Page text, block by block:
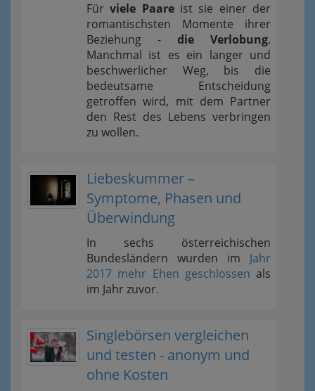
Fürviele Paareist sie einer der
romantischsten Momente ihrer
Beziehung - die Verlobung.
Manchmal ist es ein langer und
beschwerlicher Weg, bis die
bedeutsame Entscheidung
getroffen wird, mit dem Partner
den Rest des Lebens verbringen
zu wollen.
Liebeskummer –
Symptome, Phasen und
Überwindung
In sechs österreichischen
Bundesländern wurden im Jahr
2017 mehr Ehen geschlossen als
im Jahr zuvor.
Singlebörsen vergleichen
und testen - anonym und
ohne Kosten